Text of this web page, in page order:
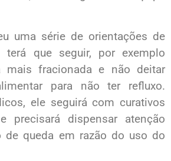
uma série de orientações de
terá que seguir, por exemplo
mais fracionada e não deitar
para não ter refluxo.
ele seguirá com curativos
precisará dispensar atenção
de queda em razão do uso do